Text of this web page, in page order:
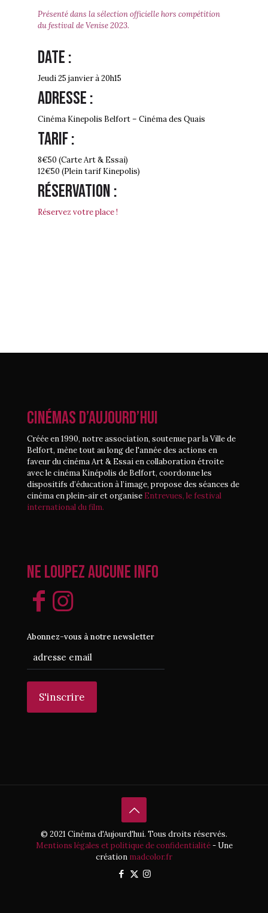
Présenté dans la sélection officielle hors compétition
du festival de Venise 2023.
Date :
Jeudi 25 janvier à 20h15
Adresse :
Cinéma Kinepolis Belfort – Cinéma des Quais
Tarif :
8€50 (Carte Art & Essai)
12€50 (Plein tarif Kinepolis)
Réservation :
Réservez votre place !
CINÉMAS D’AUJOURD’HUI
Créée en 1990, notre association, soutenue par la Ville de
Belfort, mène tout au long de l'année des actions en
faveur du cinéma Art & Essai en collaboration étroite
avec le cinéma Kinépolis de Belfort, coordonne les
dispositifs d’éducation à l’image, propose des séances de
cinéma en plein-air et organise Entrevues, le festival
international du film.
Ne loupez aucune info
Abonnez-vous à notre newsletter
© 2021 Cinéma d'Aujourd'hui. Tous droits réservés.
Mentions légales et politique de confidentialité- Une
création madcolor.fr